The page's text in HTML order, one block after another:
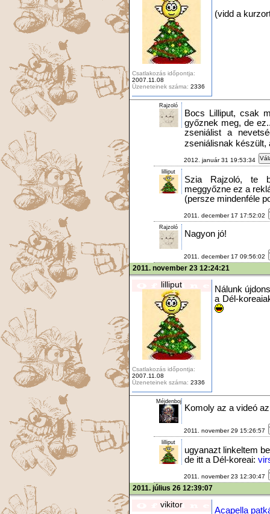
Csatlakozás időpontja:
2007.11.08
Üzeneteinek száma: 2336
(vidd a
Rajzoló
Bocs Lilliput, csak
győznek meg, de
zseniálist a
zseniálisnak készült,
2012. január 31 19:53:34
lilliput
Szia Rajzoló, te
meggyőzne ez a
(persze mindenféle
2011. december 17 17:52:02
Rajzoló
Nagyon jó!
2011. december 17 09:56:02
2011. november 23 12:24:21
lilliput
Csatlakozás időpontja:
2007.11.08
Üzeneteinek száma: 2336
Nálunk
a Dél-
Méjdenboj
Komoly az a videó
2011. november 29 15:26:57
lilliput
ugyanazt linkeltem be
de itt a Dél-koreai:
2011. november 23 12:30:47
2011. július 26 12:39:07
vikitor
Acapella